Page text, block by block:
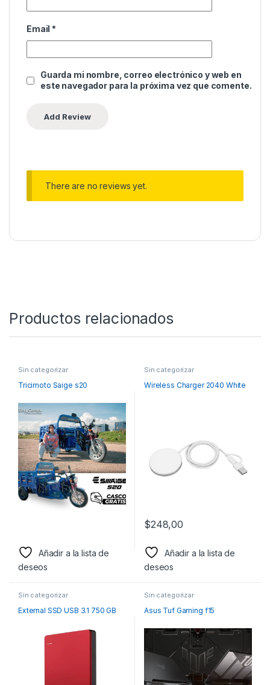
Email *
Guarda mi nombre, correo electrónico y web en
este navegador para la próxima vez que comente.
There are no reviews yet.
Productos relacionados
Sin categorizar
Tricimoto Saige s20
Añadir a la lista de
deseos
Sin categorizar
Wireless Charger 2040 White
$248,00
Añadir a la lista de
deseos
Sin categorizar
External SSD USB 3.1 750 GB
Sin categorizar
Asus Tuf Gaming f15